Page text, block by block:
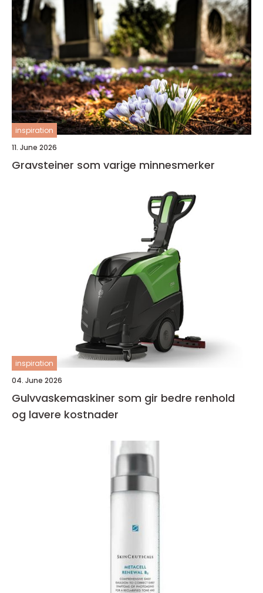
inspiration
11. June 2026
Gravsteiner som varige minnesmerker
inspiration
04. June 2026
Gulvvaskemaskiner som gir bedre renhold
og lavere kostnader